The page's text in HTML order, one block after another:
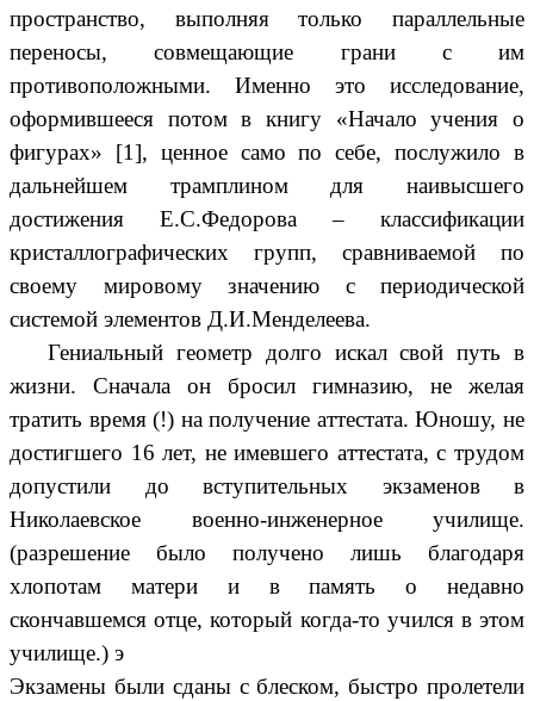
пространство, выполняя только параллельные
переносы, совмещающие грани с им
противоположными. Именно это исследование,
оформившееся потом в книгу «Начало учения о
фигурах» [1], ценное само по себе, послужило в
дальнейшем трамплином для наивысшего
достижения Е.С.Федорова – классификации
кристаллографических групп, сравниваемой по
своему мировому значению с периодической
системой элементов Д.И.Менделеева.
Гениальный геометр долго искал свой путь в
жизни. Сначала он бросил гимназию, не желая
тратить время (!) на получение аттестата. Юношу, не
достигшего 16 лет, не имевшего аттестата, с трудом
допустили до вступительных экзаменов в
Николаевское военно-инженерное училище.
(разрешение было получено лишь благодаря
хлопотам матери и в память о недавно
скончавшемся отце, который когда-то учился в этом
училище.) э
Экзамены были сданы с блеском, быстро пролетели